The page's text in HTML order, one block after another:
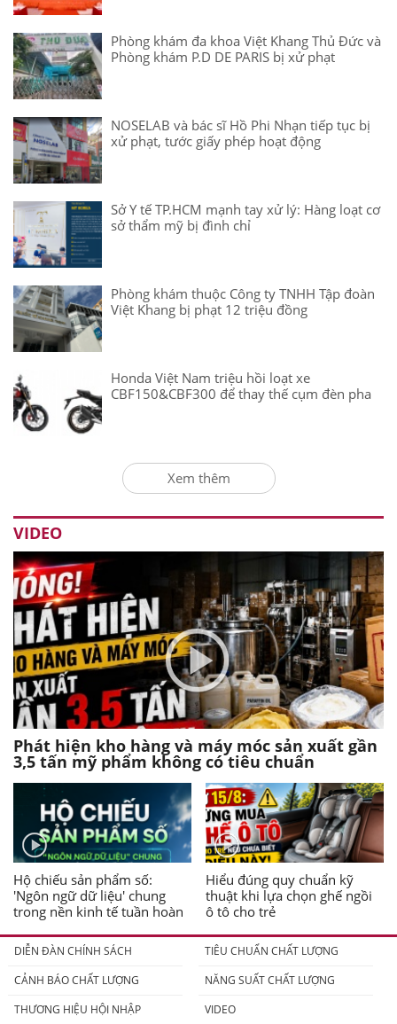
Phòng khám đa khoa Việt Khang Thủ Đức và
Phòng khám P.D DE PARIS bị xử phạt
NOSELAB và bác sĩ Hồ Phi Nhạn tiếp tục bị
xử phạt, tước giấy phép hoạt động
Sở Y tế TP.HCM mạnh tay xử lý: Hàng loạt cơ
sở thẩm mỹ bị đình chỉ
Phòng khám thuộc Công ty TNHH Tập đoàn
Việt Khang bị phạt 12 triệu đồng
Honda Việt Nam triệu hồi loạt xe
CBF150&CBF300 để thay thế cụm đèn pha
Xem thêm
VIDEO
Phát hiện kho hàng và máy móc sản xuất gần
3,5 tấn mỹ phẩm không có tiêu chuẩn
Hộ chiếu sản phẩm số:
'Ngôn ngữ dữ liệu' chung
trong nền kinh tế tuần hoàn
Hiểu đúng quy chuẩn kỹ
thuật khi lựa chọn ghế ngồi
ô tô cho trẻ
DIỄN ĐÀN CHÍNH SÁCH
TIÊU CHUẨN CHẤT LƯỢNG
CẢNH BÁO CHẤT LƯỢNG
NĂNG SUẤT CHẤT LƯỢNG
THƯƠNG HIỆU HỘI NHẬP
VIDEO